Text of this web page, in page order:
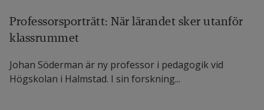
i allmänmedicin och FoU-handledare, Region
Halland.
Läs hela artikeln i Journal of Medical Internet
Professorsporträtt: När lärandet sker utanför
klassrummet
Johan Söderman är ny professor i pedagogik vid
Högskolan i Halmstad. I sin forskning...